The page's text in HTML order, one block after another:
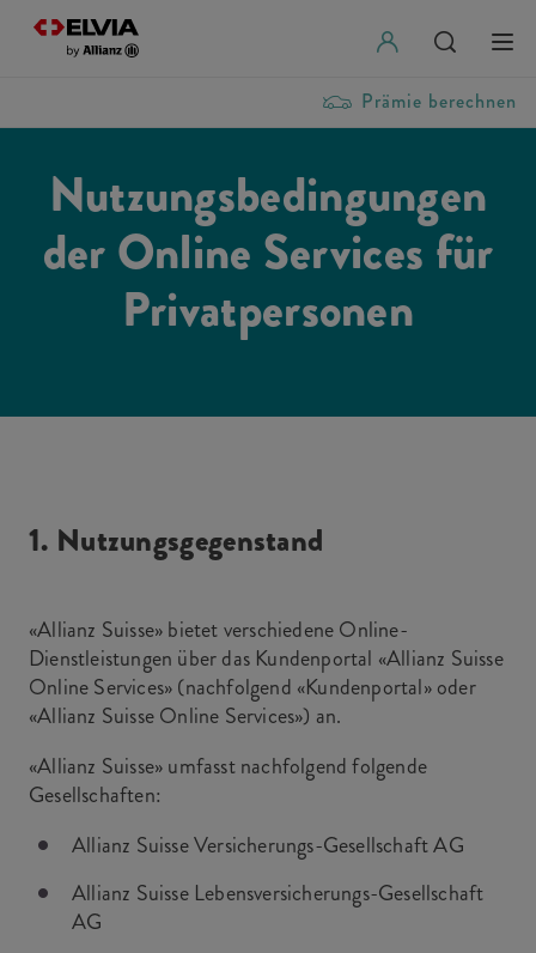
Prämie berechnen
Nutzungsbedingungen
der Online Services für
Privatpersonen
1. Nutzungsgegenstand
«Allianz Suisse» bietet verschiedene Online-
Dienstleistungen über das Kundenportal «Allianz Suisse
Online Services» (nachfolgend «Kundenportal» oder
«Allianz Suisse Online Services») an.
«Allianz Suisse» umfasst nachfolgend folgende
Gesellschaften:
Allianz Suisse Versicherungs-Gesellschaft AG
Allianz Suisse Lebensversicherungs-Gesellschaft
AG